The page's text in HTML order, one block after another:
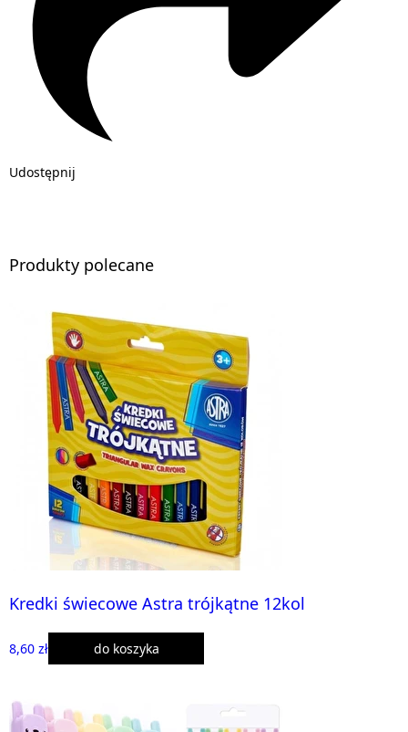
Udostępnij
Produkty polecane
Kredki świecowe Astra trójkątne 12kol
8,60 zł do koszyka